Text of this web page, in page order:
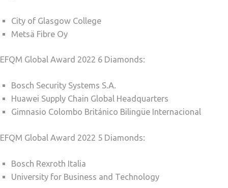
City of Glasgow College
Metsä Fibre Oy
EFQM Global Award 2022 6 Diamonds:
Bosch Security Systems S.A.
Huawei Supply Chain Global Headquarters
Gimnasio Colombo Británico Bilingüe Internacional
EFQM Global Award 2022 5 Diamonds:
Bosch Rexroth Italia
University for Business and Technology